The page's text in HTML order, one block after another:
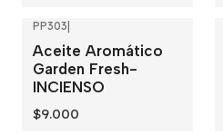
PP303
Aceite Aromático
Garden Fresh-
INCIENSO
$9.000